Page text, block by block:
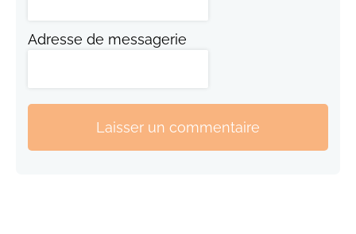
Adresse de messagerie
Laisser un commentaire